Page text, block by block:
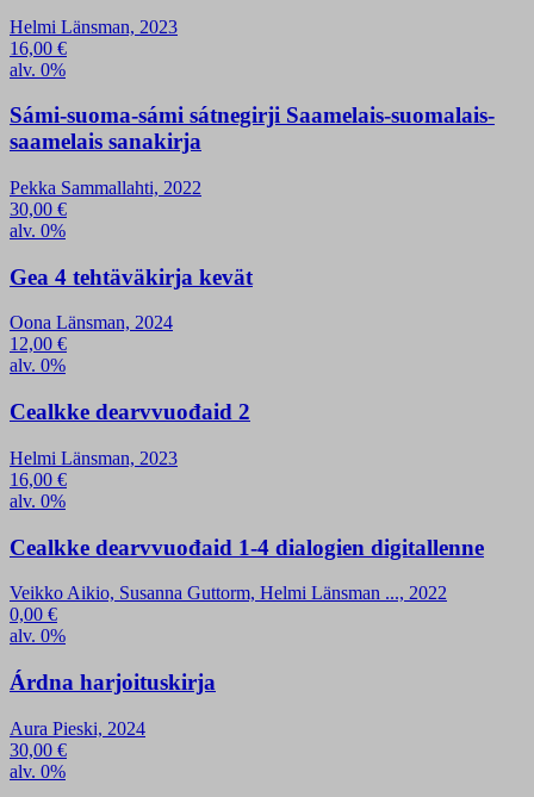
Helmi Länsman, 2023
16,00 €
alv. 0%
Sámi-suoma-sámi sátnegirji Saamelais-suomalais-
saamelais sanakirja
Pekka Sammallahti, 2022
30,00 €
alv. 0%
Gea 4 tehtäväkirja kevät
Oona Länsman, 2024
12,00 €
alv. 0%
Cealkke dearvvuođaid 2
Helmi Länsman, 2023
16,00 €
alv. 0%
Cealkke dearvvuođaid 1-4 dialogien digitallenne
Veikko Aikio, Susanna Guttorm, Helmi Länsman ..., 2022
0,00 €
alv. 0%
Árdna harjoituskirja
Aura Pieski, 2024
30,00 €
alv. 0%